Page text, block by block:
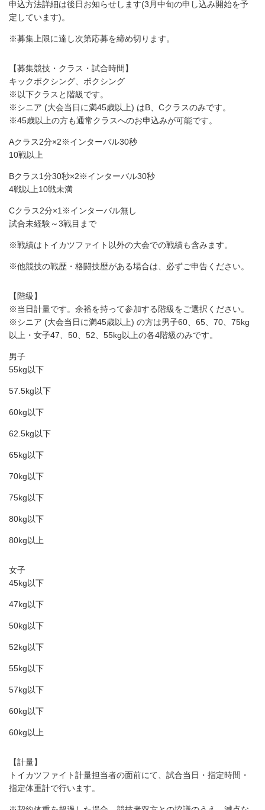
申込方法詳細は後日お知らせします(3月中旬の申し込み開始を予
定しています)。
※募集上限に達し次第応募を締め切ります。
【募集競技・クラス・試合時間】
キックボクシング、ボクシング
※以下クラスと階級です。
※シニア (大会当日に満45歳以上) はB、Cクラスのみです。
※45歳以上の方も通常クラスへのお申込みが可能です。
Aクラス2分×2※インターバル30秒
10戦以上
Bクラス1分30秒×2※インターバル30秒
4戦以上10戦未満
Cクラス2分×1※インターバル無し
試合未経験～3戦目まで
※戦績はトイカツファイト以外の大会での戦績も含みます。
※他競技の戦歴・格闘技歴がある場合は、必ずご申告ください。
【階級】
※当日計量です。余裕を持って参加する階級をご選択ください。
※シニア (大会当日に満45歳以上) の方は男子60、65、70、75kg
以上・女子47、50、52、55kg以上の各4階級のみです。
男子
55kg以下
57.5kg以下
60kg以下
62.5kg以下
65kg以下
70kg以下
75kg以下
80kg以下
80kg以上
女子
45kg以下
47kg以下
50kg以下
52kg以下
55kg以下
57kg以下
60kg以下
60kg以上
【計量】
トイカツファイト計量担当者の面前にて、試合当日・指定時間・
指定体重計で行います。